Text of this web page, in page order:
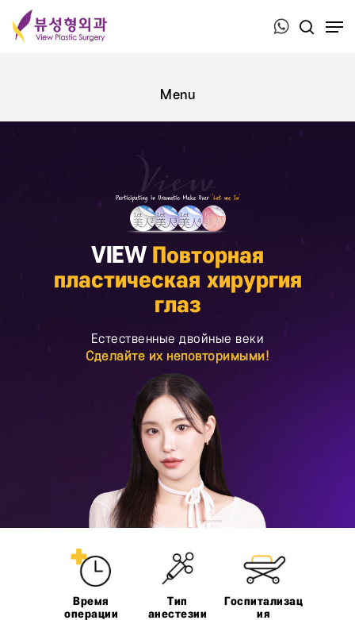
Press ESC to close this window.
VIEW Повторная
пластическая хирургия
глаз
Естественные двойные веки
Сделайте их неповторимыми!